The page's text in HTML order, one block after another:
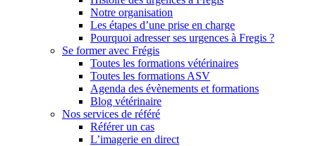
Notre organisation
Les étapes d’une prise en charge
Pourquoi adresser ses urgences à Fregis ?
Se former avec Frégis
Toutes les formations vétérinaires
Toutes les formations ASV
Agenda des évènements et formations
Blog vétérinaire
Nos services de référé
Référer un cas
L’imagerie en direct